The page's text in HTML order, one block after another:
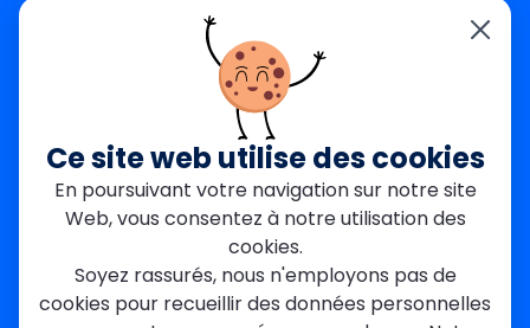
contact@metallerie-grand-paris.com
46 bis Av. du Maine, 75015 Paris
Mentions légales
Politique De Confidentialité
Cookies
CGV
Engagements Clients
Ce site web utilise des cookies
En poursuivant votre navigation sur notre site
Web, vous consentez à notre utilisation des
cookies.
Soyez rassurés, nous n'employons pas de
cookies pour recueillir des données personnelles